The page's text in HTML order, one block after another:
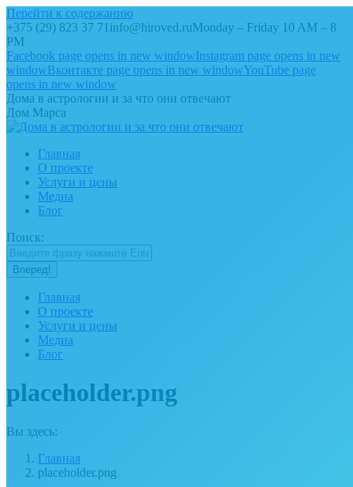
Перейти к содержанию
+375 (29) 823 37 71 info@hiroved.ruMonday – Friday 10 AM – 8
PM
Facebook page opens in new windowInstagram page opens in new
windowВконтакте page opens in new windowYouTube page
opens in new window
Дома в астрологии и за что они отвечают
Дом Марса
Главная
О проекте
Услуги и цены
Медиа
Блог
Поиск:
Главная
О проекте
Услуги и цены
Медиа
Блог
placeholder.png
Вы здесь:
Главная
placeholder.png